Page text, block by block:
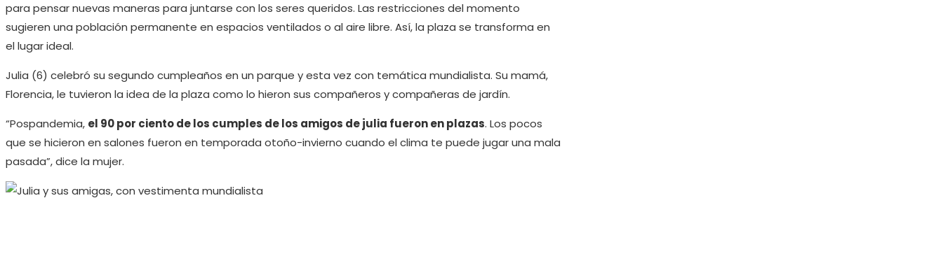
para pensar nuevas maneras para juntarse con los seres queridos. Las restricciones del momento
sugieren una población permanente en espacios ventilados o al aire libre. Así, la plaza se transforma en
el lugar ideal.
Julia (6) celebró su segundo cumpleaños en un parque y esta vez con temática mundialista. Su mamá,
Florencia, le tuvieron la idea de la plaza como lo hieron sus compañeros y compañeras de jardín.
“Pospandemia, el 90 por ciento de los cumples de los amigos de julia fueron en plazas. Los pocos
que se hicieron en salones fueron en temporada otoño-invierno cuando el clima te puede jugar una mala
pasada”, dice la mujer.